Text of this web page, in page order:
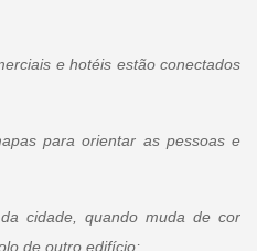
e hotéis estão conectados
para orientar as pessoas e
cidade, quando muda de cor
de outro edifício;